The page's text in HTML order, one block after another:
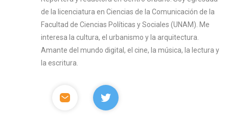
de la licenciatura en Ciencias de la Comunicación de la
Facultad de Ciencias Políticas y Sociales (UNAM). Me
interesa la cultura, el urbanismo y la arquitectura.
Amante del mundo digital, el cine, la música, la lectura y
la escritura.